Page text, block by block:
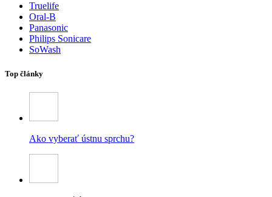
Truelife
Oral-B
Panasonic
Philips Sonicare
SoWash
Top články
Ako vyberať ústnu sprchu?